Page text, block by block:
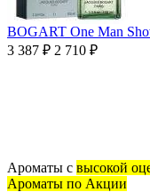
BOGART One Man
3 387 ₽ 2 710 ₽
Ароматы с высокой
Ароматы по Акции